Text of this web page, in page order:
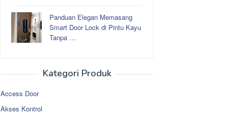
Panduan Elegan Memasang
Smart Door Lock di Pintu Kayu
Tanpa …
Kategori Produk
Access Door
Akses Kontrol